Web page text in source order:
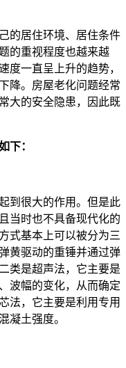
的居住环境、居住条件
的重视程度也越来越
度一直呈上升的趋势，
降。房屋老化问题经常
大的安全隐患，因此既
下：
到很大的作用。但是此
当时也不具备现代化的
式基本上可以被分为三
黄驱动的重锤并通过弹
类是超声法，它主要是
波幅的变化，从而确定
法，它主要是利用专用
凝土强度。